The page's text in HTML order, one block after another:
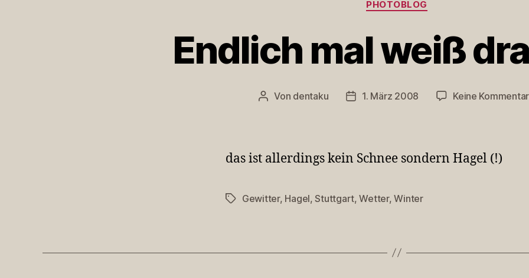
PHOTOBLOG
Endlich mal weiß
Beitragsautor
Von dentaku Veröffentlichungsdatum
1. März 2008 Keine
das ist allerdings kein Schnee sondern Hagel (!)
Schlagwörter
Gewitter, Hagel,Stuttgart,Wetter,Winter